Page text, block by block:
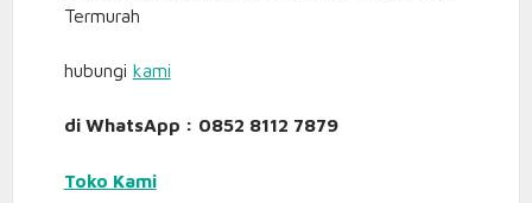
Termurah
hubungi kami
di WhatsApp : 0852 8112 7879
Toko Kami